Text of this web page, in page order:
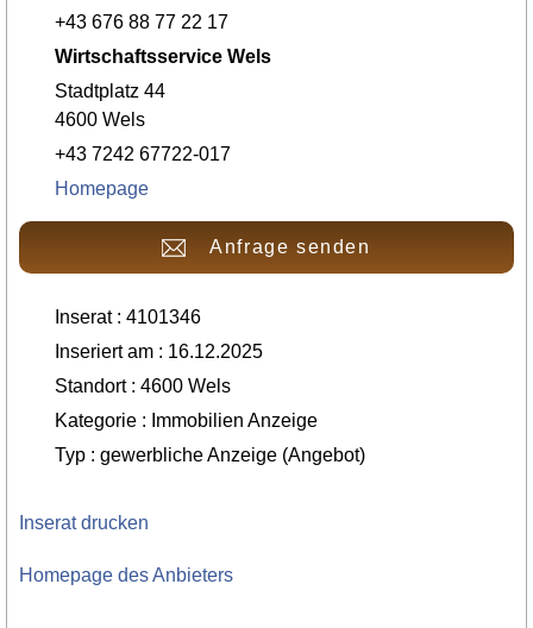
+43 676 88 77 22 17
Wirtschaftsservice Wels
Stadtplatz 44
4600 Wels
+43 7242 67722-017
Homepage
Anfrage senden
Inserat : 4101346
Inseriert am : 16.12.2025
Standort : 4600 Wels
Kategorie : Immobilien Anzeige
Typ : gewerbliche Anzeige (Angebot)
Inserat drucken
Homepage des Anbieters